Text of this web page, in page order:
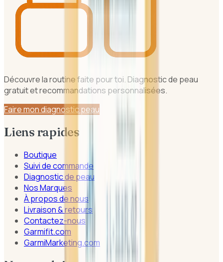
Découvre la routine faite pour toi. Diagnostic de peau
gratuit et recommandations personnalisées.
Faire mon diagnostic peau
Liens rapides
Boutique
Suivi de commande
Diagnostic de peau
Nos Marques
À propos de nous
Livraison & retours
Contactez-nous
Garmifit.com
GarmiMarketing.com